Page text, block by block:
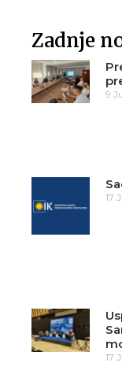
Zadnje
9
17
17